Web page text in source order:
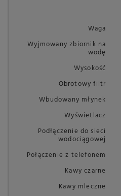
Waga
Wyjmowany zbiornik na
wodę
Wysokość
Obrotowy filtr
Wbudowany młynek
Wyświetlacz
Podłączenie do sieci
wodociągowej
Połączenie z telefonem
Kawy czarne
Kawy mleczne